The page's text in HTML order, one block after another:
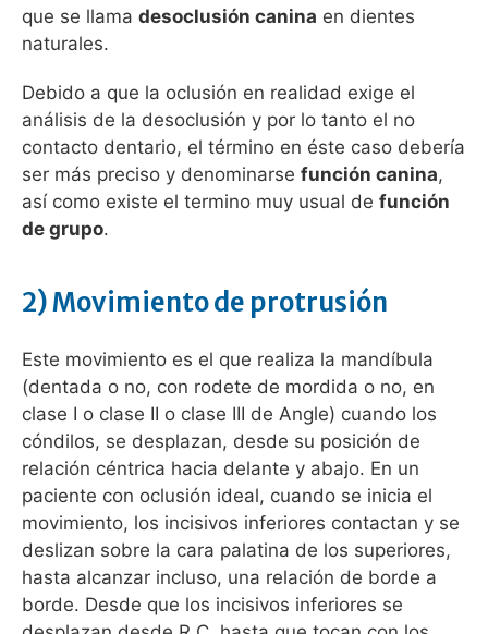
que se llama desoclusión canina en dientes
naturales.
Debido a que la oclusión en realidad exige el
análisis de la desoclusión y por lo tanto el no
contacto dentario, el término en éste caso debería
ser más preciso y denominarse función canina,
así como existe el termino muy usual de función
de grupo.
2) Movimiento de protrusión
Este movimiento es el que realiza la mandíbula
(dentada o no, con rodete de mordida o no, en
clase I o clase II o clase III de Angle) cuando los
cóndilos, se desplazan, desde su posición de
relación céntrica hacia delante y abajo. En un
paciente con oclusión ideal, cuando se inicia el
movimiento, los incisivos inferiores contactan y se
deslizan sobre la cara palatina de los superiores,
hasta alcanzar incluso, una relación de borde a
borde. Desde que los incisivos inferiores se